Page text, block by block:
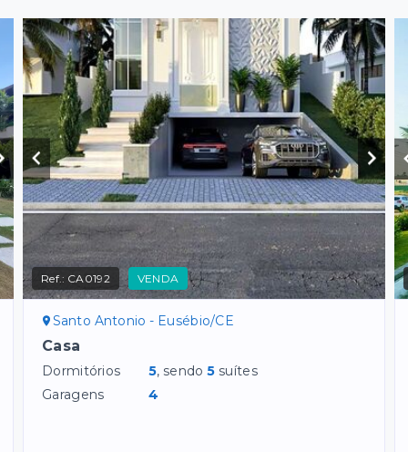
Ref.: CA0192 VENDA
Santo Antonio - Eusébio/CE
Casa
Dormitórios 5, sendo5 suítes
Garagens
4